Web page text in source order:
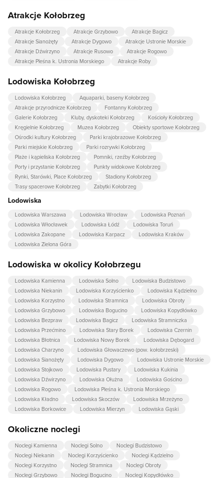
Atrakcje Kołobrzeg
Atrakcje Kołobrzeg Atrakcje Grzybowo
Atrakcje Bagicz
Atrakcje Sianożęty
Atrakcje Dygowo
Atrakcje Ustronie Morskie
Atrakcje Dźwirzyno
Atrakcje Rusowo
Atrakcje Rogowo
Atrakcje Pleśna k. Ustronia Morskiego
Atrakcje Roby
Lodowiska Kołobrzeg
Lodowiska Kołobrzeg
Aquaparki, baseny Kołobrzeg
Atrakcje przyrodnicze Kołobrzeg
Fontanny Kołobrzeg
Galerie Kołobrzeg
Kluby, dyskoteki Kołobrzeg
Kościoły Kołobrzeg
Kręgielnie Kołobrzeg
Muzea Kołobrzeg
Obiekty sportowe Kołobrzeg
Ośrodki kultury Kołobrzeg
Parki krajobrazowe Kołobrzeg
Parki miejskie Kołobrzeg
Parki rozrywki Kołobrzeg
Plaże i kąpieliska Kołobrzeg
Pomniki, rzeźby Kołobrzeg
Porty i przystanie Kołobrzeg
Punkty widokowe Kołobrzeg
Rynki, Starówki, Place Kołobrzeg
Stadiony Kołobrzeg
Trasy spacerowe Kołobrzeg
Zabytki Kołobrzeg
Lodowiska
Lodowiska Warszawa Lodowiska Wrocław
Lodowiska Poznań
Lodowiska Włocławek
Lodowiska Łódź
Lodowiska Toruń
Lodowiska Zakopane
Lodowiska Karpacz
Lodowiska Kraków
Lodowiska Zielona Góra
Lodowiska w okolicy Kołobrzegu
Lodowiska Kamienna Lodowiska Solno
Lodowiska Budzistowo
Lodowiska Niekanin
Lodowiska Korzyścienko
Lodowiska Kądzielno
Lodowiska Korzystno
Lodowiska Stramnica
Lodowiska Obroty
Lodowiska Grzybowo
Lodowiska Bogucino
Lodowiska Kopydłówko
Lodowiska Bezpraw
Lodowiska Bagicz
Lodowiska Stramniczka
Lodowiska Przećmino
Lodowiska Stary Borek
Lodowiska Czernin
Lodowiska Błotnica
Lodowiska Nowy Borek
Lodowiska Dębogard
Lodowiska Charzyno
Lodowiska Głowaczewo (pow. kołobrzeski)
Lodowiska Sianożęty
Lodowiska Dygowo
Lodowiska Ustronie Morskie
Lodowiska Stojkowo
Lodowiska Pustary
Lodowiska Kukinia
Lodowiska Dźwirzyno
Lodowiska Ołużna
Lodowiska Gościno
Lodowiska Rogowo
Lodowiska Pleśna k. Ustronia Morskiego
Lodowiska Kładno
Lodowiska Skoczów
Lodowiska Mrzeżyno
Lodowiska Borkowice
Lodowiska Mierzyn Lodowiska Gąski
Okoliczne noclegi
Noclegi Kamienna Noclegi Solno
Noclegi Budzistowo
Noclegi Niekanin
Noclegi Korzyścienko
Noclegi Kądzielno
Noclegi Korzystno
Noclegi Stramnica
Noclegi Obroty
Noclegi Grzybowo
Noclegi Bogucino Noclegi Kopydłówko